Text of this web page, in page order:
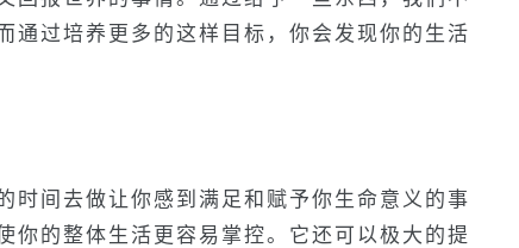
通过培养更多的这样目标，你会发现你的生活
时间去做让你感到满足和赋予你生命意义的事
你的整体生活更容易掌控。它还可以极大的提